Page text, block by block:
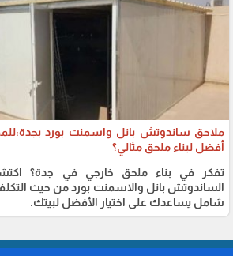
​ملاحق ساندوتش بانل واسمنت بورد
أفضل لبناء ملحق مثالي؟
تفكر في بناء ملحق خارجي في جدة؟
الساندوتش بانل والاسمنت بورد من حيث
شامل يساعدك على اختيار الأفضل لبيتك.